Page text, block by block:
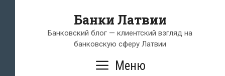
содержимому
Банки Латвии
Банковский блог — клиентский взгляд на
банковскую сферу Латвии
Меню